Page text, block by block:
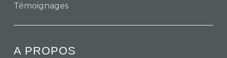
Témoignages
A PROPOS